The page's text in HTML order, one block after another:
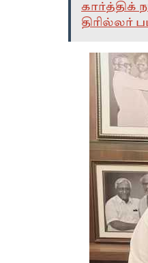
கார்த்திக்
திரில்லர்